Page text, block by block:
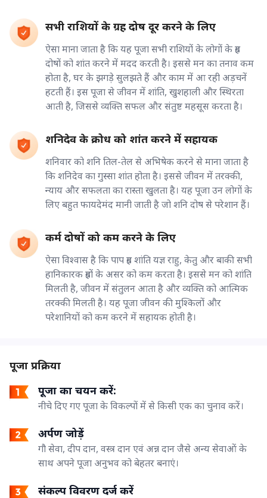
सभी राशियों के ग्रह दोष दूर करने के लिए
ऐसा माना जाता है कि यह पूजा सभी राशियों के लोगों के ग्रह
दोषों को शांत करने में मदद करती है। इससे मन का तनाव कम
होता है, घर के झगड़े सुलझते हैं और काम में आ रही अड़चनें
हटती हैं। इस पूजा से जीवन में शांति, खुशहाली और स्थिरता
आती है, जिससे व्यक्ति सफल और संतुष्ट महसूस करता है।
शनिदेव के क्रोध को शांत करने में सहायक
शनिवार को शनि तिल-तेल से अभिषेक करने से माना जाता है
कि शनिदेव का गुस्सा शांत होता है। इससे जीवन में तरक्की,
न्याय और सफलता का रास्ता खुलता है। यह पूजा उन लोगों के
लिए बहुत फायदेमंद मानी जाती है जो शनि दोष से परेशान हैं।
कर्म दोषों को कम करने के लिए
ऐसा विश्वास है कि पाप ग्रह शांति यज्ञ राहु, केतु और बाकी सभी
हानिकारक ग्रहों के असर को कम करता है। इससे मन को शांति
मिलती है, जीवन में संतुलन आता है और व्यक्ति को आत्मिक
तरक्की मिलती है। यह पूजा जीवन की मुश्किलों और
परेशानियों को कम करने में सहायक होती है।
पूजा प्रक्रिया
पूजा का चयन करें:
नीचे दिए गए पूजा के विकल्पों में से किसी एक का चुनाव करें।
अर्पण जोड़ें
गौ सेवा, दीप दान, वस्त्र दान एवं अन्न दान जैसे अन्य सेवाओं के
साथ अपने पूजा अनुभव को बेहतर बनाएं।
संकल्प विवरण दर्ज करें